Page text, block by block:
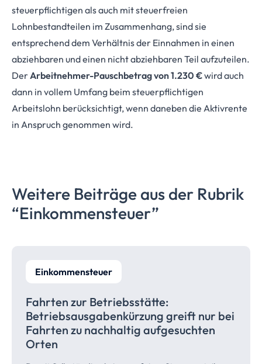
steuerpflichtigen als auch mit steuerfreien
Lohnbestandteilen im Zusammenhang, sind sie
entsprechend dem Verhältnis der Einnahmen in einen
abziehbaren und einen nicht abziehbaren Teil aufzuteilen.
DerArbeitnehmer-Pauschbetrag von 1.230 €wird auch
dann in vollem Umfang beim steuerpflichtigen
Arbeitslohn berücksichtigt, wenn daneben die Aktivrente
in Anspruch genommen wird.
Weitere Beiträge aus der Rubrik
“Einkommensteuer”
Einkommensteuer
Fahrten zur Betriebsstätte:
Betriebsausgabenkürzung greift nur bei
Fahrten zu nachhaltig aufgesuchten
Orten